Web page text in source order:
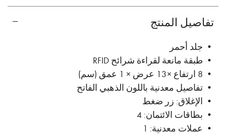
تفاصيل المنتج
• جلد أحمر
• طبقة مانعة لقراءة شرائح RFID
• 8 ارتفاع × 13 عرض × 1 عمق (سم)
• تفاصيل معدنية باللون الذهبي الفاتح
• الإغلاق: زر ضغط
• بطاقات الائتمان: 4
• عملات معدنية: 1